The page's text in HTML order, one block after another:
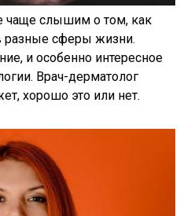
слышим о том, как
разные сферы жизни.
и особенно интересное
Врач-дерматолог
хорошо это или нет.